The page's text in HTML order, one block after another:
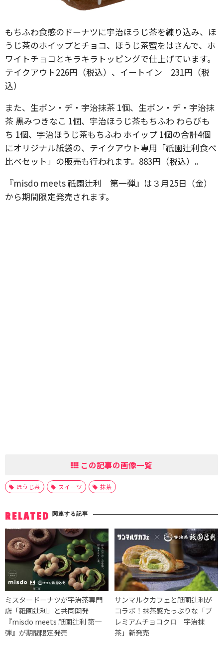
もちふわ食感のドーナツに宇治ほうじ茶を練り込み、ほ
うじ茶のホイップとチョコ、ほうじ茶蜜をはさんで、ホ
ワイトチョコとキラキラトッピングで仕上げています。
テイクアウト226円（税込）、イートイン 231円（税
込）
また、生ポン・デ・宇治抹茶 1個、生ポン・デ・宇治抹
茶 黒みつきなこ 1個、宇治ほうじ茶もちふわ わらびも
ち 1個、宇治ほうじ茶もちふわ ホイップ 1個の合計4個
にオリジナル紙袋の、テイクアウト専用「祇園辻利食べ
比べセット」の販売も行われます。883円（税込）。
『misdo meets 祇園辻利 第一弾』は３月25日（金）
から期間限定発売されます。
この記事の画像一覧
ほうじ茶 スイーツ 抹茶
RELATED 関連する記事
ミスタードーナツが宇治茶専門
店「祇園辻利」と共同開発
『misdo meets 祇園辻利 第一
弾』が期間限定発売
サンマルクカフェと祇園辻利が
コラボ！抹茶感たっぷりな「プ
レミアムチョコクロ 宇治抹
茶」新発売